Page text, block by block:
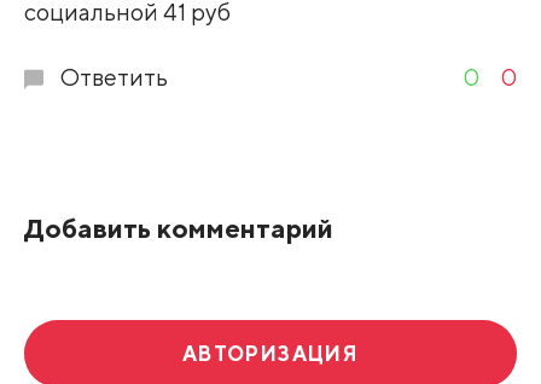
социальной 41 руб
Ответить 0 0
Добавить комментарий
АВТОРИЗАЦИЯ